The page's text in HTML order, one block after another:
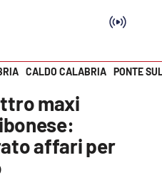
CALDO CALABRIA PONTE
maxi
affari per